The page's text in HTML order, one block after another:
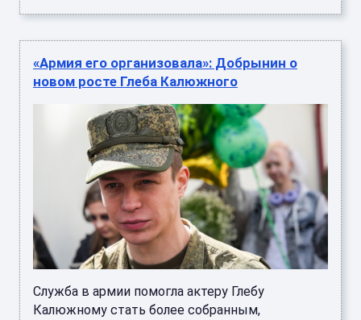
«Армия его организовала»: Добрынин о
новом росте Глеба Калюжного
Служба в армии помогла актеру Глебу
Калюжному стать более собранным,